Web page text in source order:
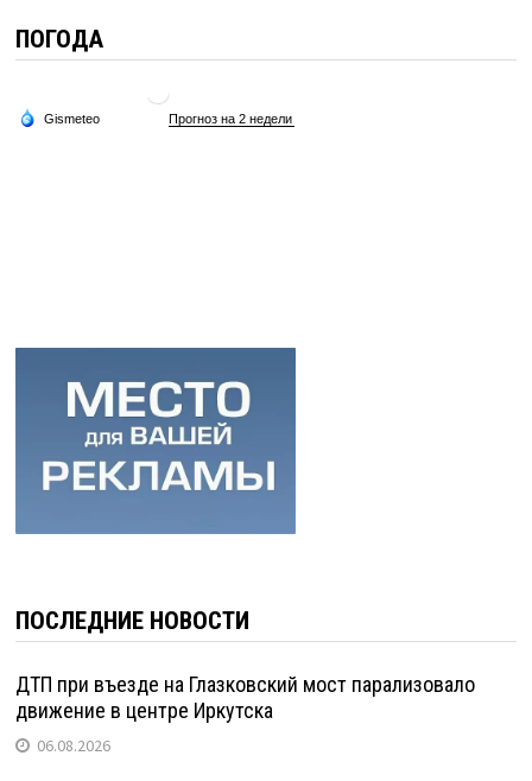
ПОГОДА
ПОСЛЕДНИЕ НОВОСТИ
ДТП при въезде на Глазковский мост парализовало
движение в центре Иркутска
06.08.2026